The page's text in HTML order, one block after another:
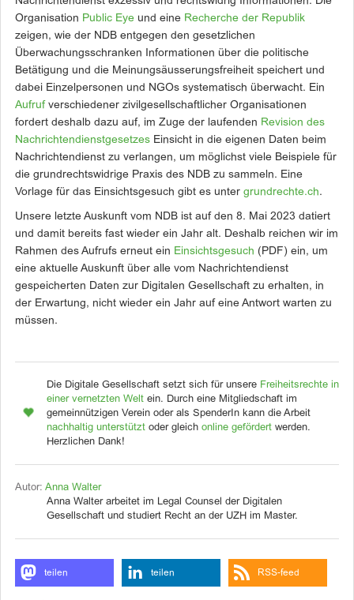
Organisation Public Eye und eine Recherche der Republik
zeigen, wie der NDB entgegen den gesetzlichen
Überwachungsschranken Informationen über die politische
Betätigung und die Meinungsäusserungsfreiheit speichert und
dabei Einzelpersonen und NGOs systematisch überwacht. Ein
Aufruf verschiedener zivilgesellschaftlicher Organisationen
fordert deshalb dazu auf, im Zuge der laufenden Revision des
Nachrichtendienstgesetzes Einsicht in die eigenen Daten beim
Nachrichtendienst zu verlangen, um möglichst viele Beispiele für
die grundrechtswidrige Praxis des NDB zu sammeln. Eine
Vorlage für das Einsichtsgesuch gibt es unter grundrechte.ch.
Unsere letzte Auskunft vom NDB ist auf den 8. Mai 2023 datiert
und damit bereits fast wieder ein Jahr alt. Deshalb reichen wir im
Rahmen des Aufrufs erneut ein Einsichtsgesuch (PDF) ein, um
eine aktuelle Auskunft über alle vom Nachrichtendienst
gespeicherten Daten zur Digitalen Gesellschaft zu erhalten, in
der Erwartung, nicht wieder ein Jahr auf eine Antwort warten zu
müssen.
Die Digitale Gesellschaft setzt sich für unsere Freiheitsrechte in
einer vernetzten Welt ein. Durch eine Mitgliedschaft im
gemeinnützigen Verein oder als SpenderIn kann die Arbeit
nachhaltig unterstützt oder gleich online gefördert werden.
Herzlichen Dank!
Autor: Anna Walter
Anna Walter arbeitet im Legal Counsel der Digitalen
Gesellschaft und studiert Recht an der UZH im Master.
teilen teilen RSS-feed